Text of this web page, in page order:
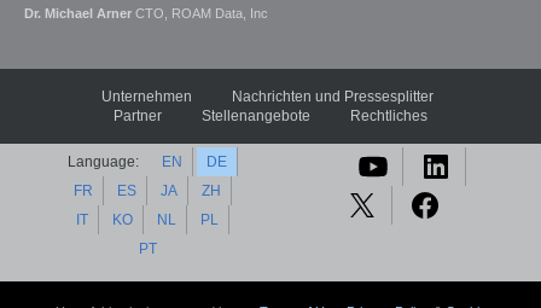
Dr. Michael Arner CTO, ROAM Data, Inc
Unternehmen
Nachrichten und Pressesplitter
Partner
Stellenangebote Rechtliches
Language: EN
DE
FR
ES JA
ZH
IT
KO NL
PL
PT